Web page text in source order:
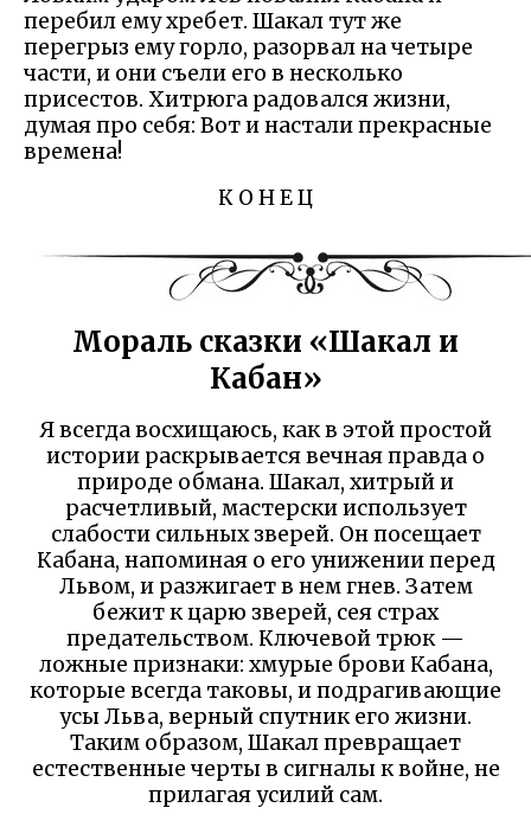
перебил ему хребет. Шакал тут же
перегрыз ему горло, разорвал на четыре
части, и они съели его в несколько
присестов. Хитрюга радовался жизни,
думая про себя: Вот и настали прекрасные
времена!
К О Н Е Ц
Мораль сказки «Шакал и
Кабан»
Я всегда восхищаюсь, как в этой простой
истории раскрывается вечная правда о
природе обмана. Шакал, хитрый и
расчетливый, мастерски использует
слабости сильных зверей. Он посещает
Кабана, напоминая о его унижении перед
Львом, и разжигает в нем гнев. Затем
бежит к царю зверей, сея страх
предательством. Ключевой трюк —
ложные признаки: хмурые брови Кабана,
которые всегда таковы, и подрагивающие
усы Льва, верный спутник его жизни.
Таким образом, Шакал превращает
естественные черты в сигналы к войне, не
прилагая усилий сам.